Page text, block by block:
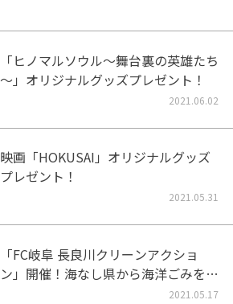
「ヒノマルソウル～舞台裏の英雄たち
～」オリジナルグッズプレゼント！
2021.06.02
映画「HOKUSAI」オリジナルグッズ
プレゼント！
2021.05.31
「FC岐阜 長良川クリーンアクショ
ン」開催！海なし県から海洋ごみをな
2021.05.17